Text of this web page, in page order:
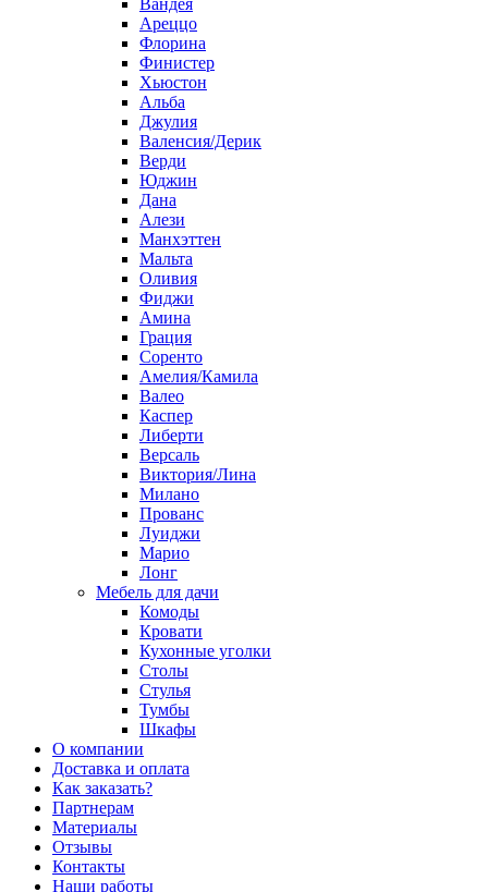
Вандея
Ареццо
Флорина
Финистер
Хьюстон
Альба
Джулия
Валенсия/Дерик
Верди
Юджин
Дана
Алези
Манхэттен
Мальта
Оливия
Фиджи
Амина
Грация
Соренто
Амелия/Камила
Валео
Каспер
Либерти
Версаль
Виктория/Лина
Милано
Прованс
Луиджи
Марио
Лонг
Мебель для дачи
Комоды
Кровати
Кухонные уголки
Столы
Стулья
Тумбы
Шкафы
О компании
Доставка и оплата
Как заказать?
Партнерам
Материалы
Отзывы
Контакты
Наши работы